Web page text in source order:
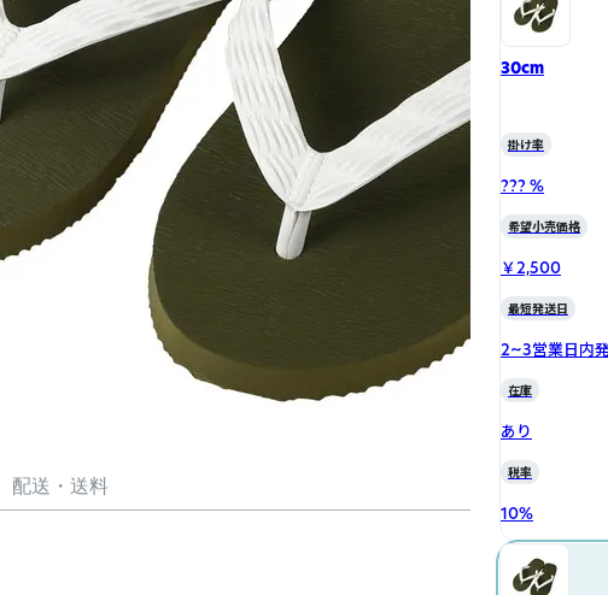
配送・送料
30cm
掛け率
??? %
希望小売価格
￥2,500
最短発送日
2~3営業日内
在庫
あり
税率
10%